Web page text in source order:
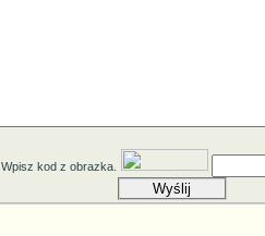
Wpisz kod z obrazka.